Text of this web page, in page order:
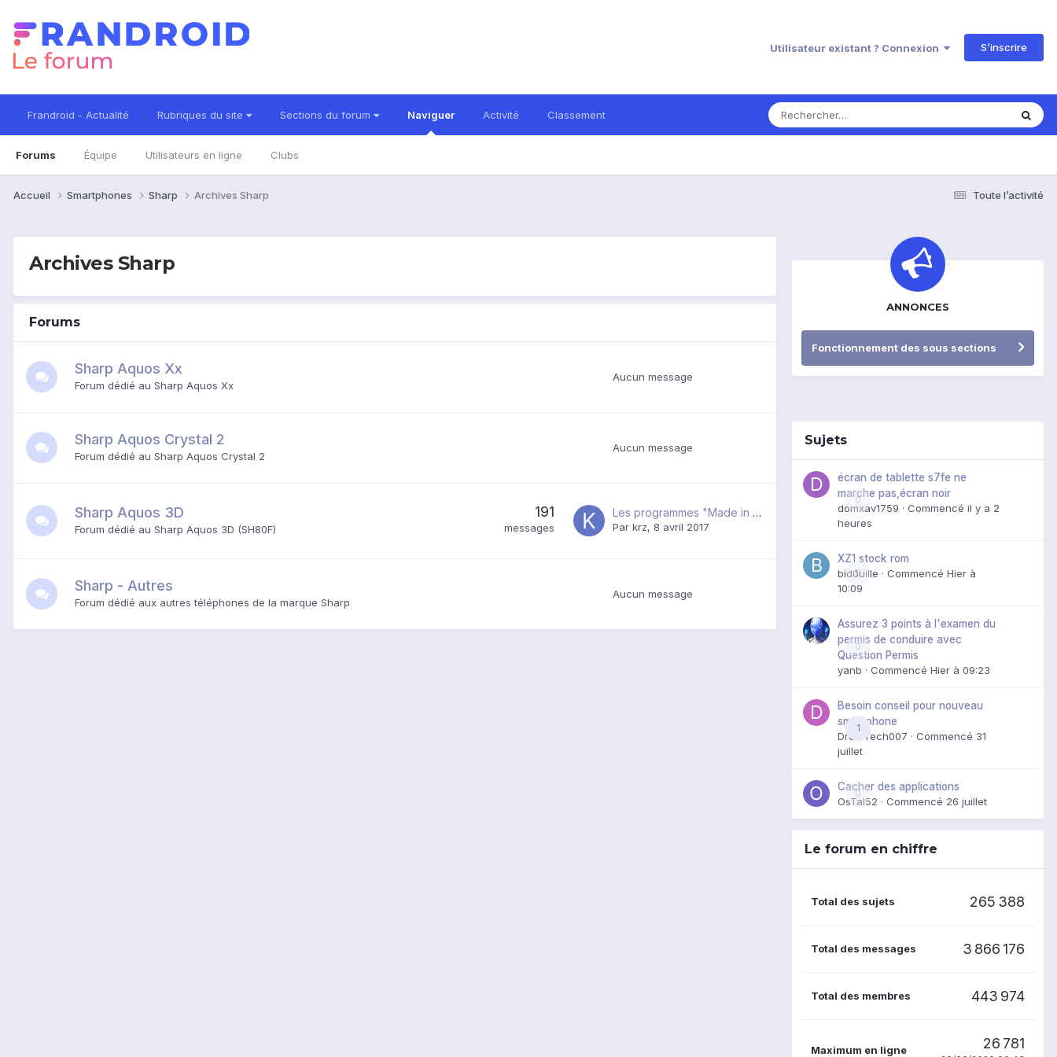
Utilisateur existant ? Connexion S’inscrire
Frandroid - Actualité Rubriques du site Sections du forum Naviguer
Forums Équipe Utilisateurs en ligne Clubs
Activité Classement
Toute l’activité
Accueil Smartphones Sharp Archives Sharp
Archives Sharp
Forums
Sharp Aquos Xx
Forum dédié au Sharp Aquos Xx
Aucun message
Sharp Aquos Crystal 2
Forum dédié au Sharp Aquos Crystal 2
Aucun message
Sharp Aquos 3D
Forum dédié au Sharp Aquos 3D (SH80F)
191
messages
Les programmes "Made in Sharp" sur Google Play
Par krz, 8 avril 2017
Sharp - Autres
Forum dédié aux autres téléphones de la marque Sharp
Aucun message
ANNONCES
Fonctionnement des sous sections
Sujets
0
écran de tablette s7fe ne
marche pas,écran noir
domxav1759 · Commencé il y a 2
heures
0
XZ1 stock rom
bid0uille · Commencé Hier à
10:09
0
Assurez 3 points à l'examen du
permis de conduire avec
Question Permis
yanb · Commencé Hier à 09:23
1
Besoin conseil pour nouveau
smartphone
DroidTech007 · Commencé 31
juillet
0
Cacher des applications
OsTal52 · Commencé 26 juillet
Le forum en chiffre
Total des sujets 265 388
Total des messages 3 866 176
Total des membres 443 974
Maximum en ligne 26 781